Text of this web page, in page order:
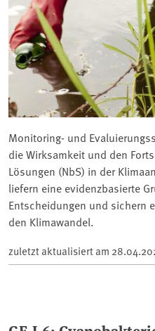
Monitoring- und
die Wirksamkeit und den
Lösungen (NbS) in der
liefern eine evidenzbasierte
Entscheidungen und sichern
den Klimawandel.
zuletzt aktualisiert am